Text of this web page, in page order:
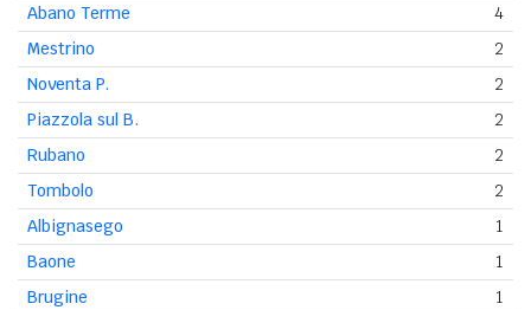
Abano Terme
4
Mestrino
2
Noventa P.
2
Piazzola sul B.
2
Rubano
2
Tombolo
2
Albignasego
1
Baone
1
Brugine
1